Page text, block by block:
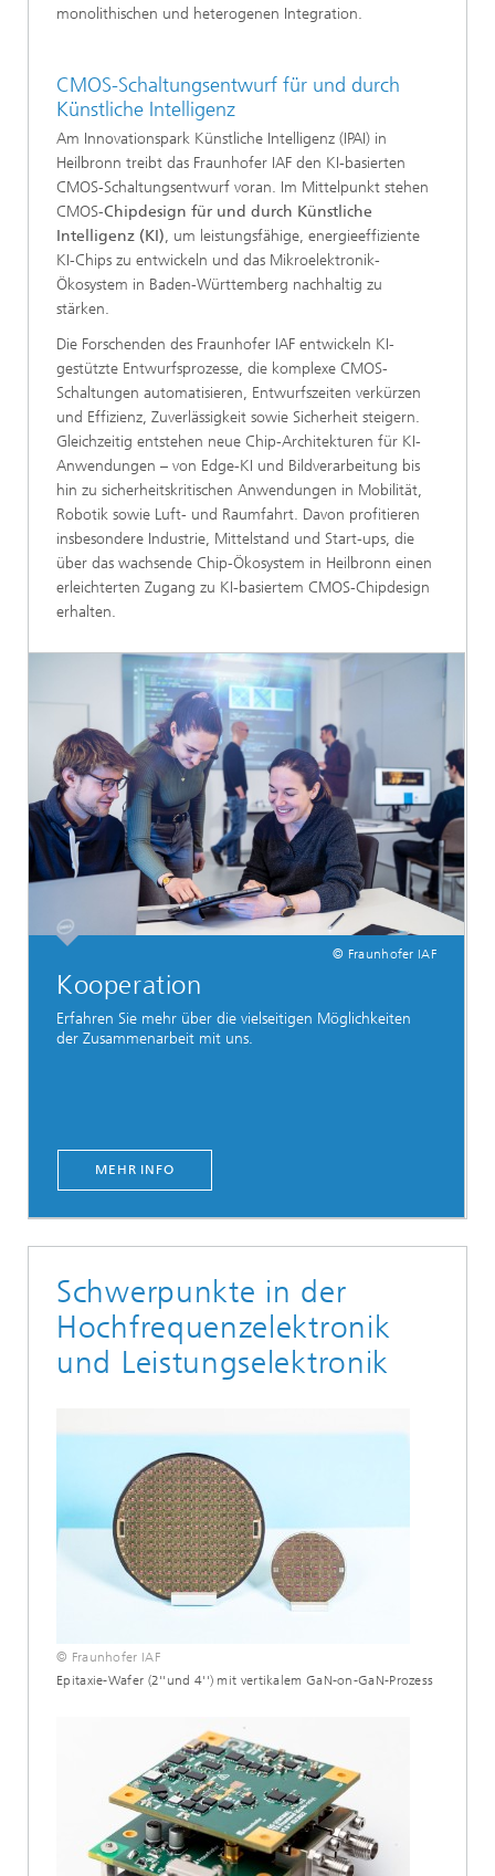
monolithischen und heterogenen Integration.
CMOS-Schaltungsentwurf für und durch
Künstliche Intelligenz
Am Innovationspark Künstliche Intelligenz (IPAI) in
Heilbronn treibt das Fraunhofer IAF den KI-basierten
CMOS-Schaltungsentwurf voran. Im Mittelpunkt stehen
CMOS-Chipdesign für und durch Künstliche
Intelligenz (KI), um leistungsfähige, energieeffiziente
KI-Chips zu entwickeln und das Mikroelektronik-
Ökosystem in Baden-Württemberg nachhaltig zu
stärken.
Die Forschenden des Fraunhofer IAF entwickeln KI-
gestützte Entwurfsprozesse, die komplexe CMOS-
Schaltungen automatisieren, Entwurfszeiten verkürzen
und Effizienz, Zuverlässigkeit sowie Sicherheit steigern.
Gleichzeitig entstehen neue Chip-Architekturen für KI-
Anwendungen – von Edge-KI und Bildverarbeitung bis
hin zu sicherheitskritischen Anwendungen in Mobilität,
Robotik sowie Luft- und Raumfahrt. Davon profitieren
insbesondere Industrie, Mittelstand und Start-ups, die
über das wachsende Chip-Ökosystem in Heilbronn einen
erleichterten Zugang zu KI-basiertem CMOS-Chipdesign
erhalten.
© Fraunhofer IAF
Kooperation
Erfahren Sie mehr über die vielseitigen Möglichkeiten
der Zusammenarbeit mit uns.
MEHR INFO
Schwerpunkte in der
Hochfrequenzelektronik
und Leistungselektronik
© Fraunhofer IAF
Epitaxie-Wafer (2''und 4'') mit vertikalem GaN-on-GaN-Prozess